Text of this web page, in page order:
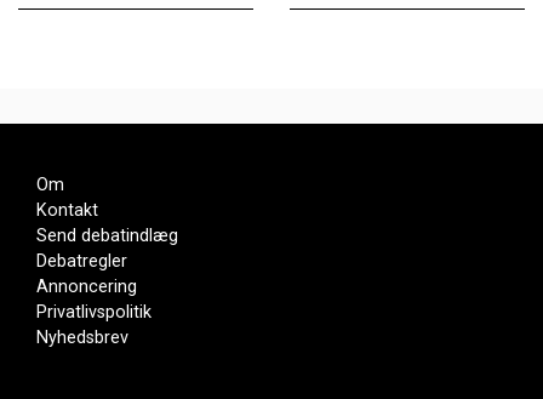
Om
Kontakt
Send debatindlæg
Debatregler
Annoncering
Privatlivspolitik
Nyhedsbrev